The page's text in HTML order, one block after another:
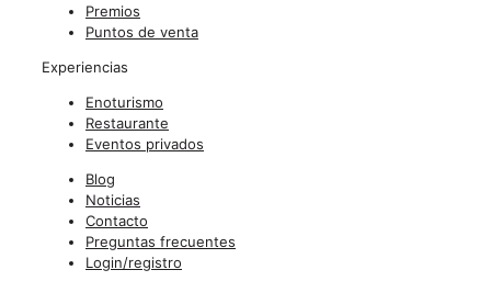
Premios
Puntos de venta
Experiencias
Enoturismo
Restaurante
Eventos privados
Blog
Noticias
Contacto
Preguntas frecuentes
Login/registro